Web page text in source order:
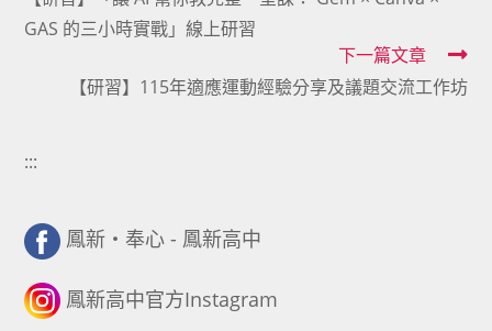
articles
GAS 的三小時實戰」線上研習
下一篇文章
【研習】115年適應運動經驗分享及議題交流工作坊
:::
鳳新・奉心 - 鳳新高中
鳳新高中官方Instagram